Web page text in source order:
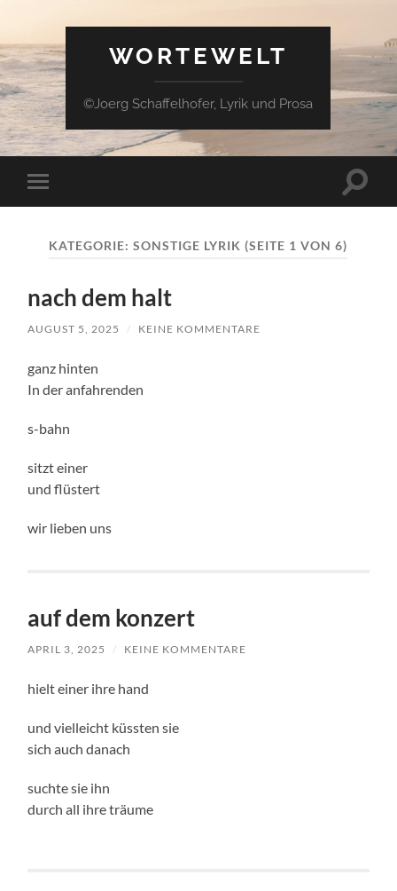
WORTEWELT
©Joerg Schaffelhofer, Lyrik und Prosa
Mobile-
Menü
KATEGORIE:SONSTIGE LYRIK (SEITE 1 VON 6)
nach dem halt
AUGUST 5, 2025 / KEINE KOMMENTARE
ganz hinten
In der anfahrenden
s-bahn
sitzt einer
und flüstert
wir lieben uns
auf dem konzert
APRIL 3, 2025 / KEINE KOMMENTARE
hielt einer ihre hand
und vielleicht küssten sie
sich auch danach
suchte sie ihn
durch all ihre träume